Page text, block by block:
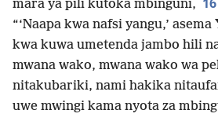
mara ya pili kutoka mbinguni,
“‘Naapa kwa nafsi yangu,’ asema
kwa kuwa umetenda jambo hili
mwana wako, mwana wako wa
nitakubariki, nami hakika
uwe mwingi kama nyota za